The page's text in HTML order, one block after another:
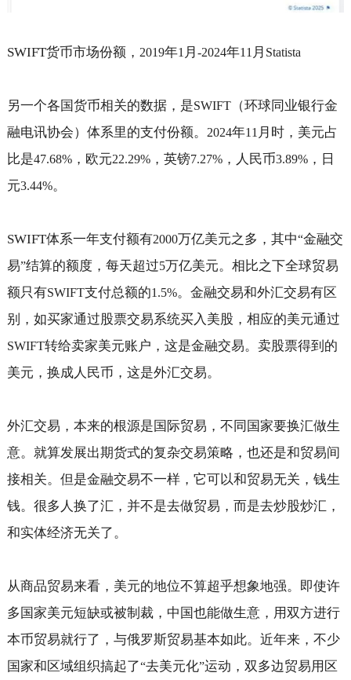
SWIFT货币市场份额， 2019年1 月 -2024年11 月 Statista
另一个各国货币相关的数据，是SWIFT（环球同业银行金
融电讯协会）体系里的支付份额。
2024年11 月时，美元占
比是47.68%，欧元22.29%，英镑7.27%，人民币3.89%，日
元3.44%。
SWIFT体系一年支付额有2000万亿美元之多，其中“金融交
易”结算的额度，每天超过5万亿美元。相比之下全球贸易
额只有SWIFT支付总额的1.5%。金融交易和外汇交易有区
别，如买家通过股票交易系统买入美股，相应的美元通过
SWIFT转给卖家美元账户，这是金融交易。卖股票得到的
美元，换成人民币，这是外汇交易。
外汇交易，本来的根源是国际贸易，不同国家要换汇做生
意。就算发展出期货式的复杂交易策略，也还是和贸易间
接相关。但是金融交易不一样，它可以和贸易无关，钱生
钱。很多人换了汇，并不是去做贸易，而是去炒股炒汇，
和实体经济无关了。
从商品贸易来看，美元的地位不算超乎想象地强。即使许
多国家美元短缺或被制裁，中国也能做生意，用双方进行
本币贸易就行了，与俄罗斯贸易基本如此。近年来，不少
国家和区域组织搞起了“去美元化”运动，双多边贸易用区